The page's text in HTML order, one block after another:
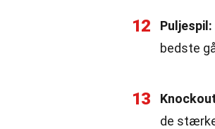
12 Puljespil:
bedste
13
de